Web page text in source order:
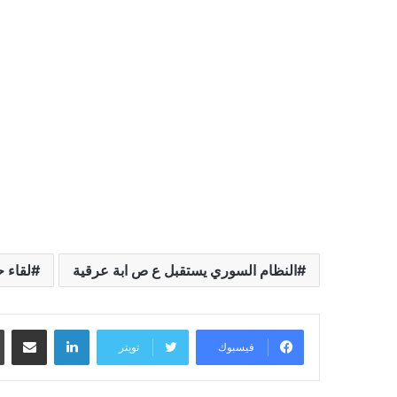
النظام السوري يستقبل ع ص ابة عرقية لقاء
فيسبوك تويتر
لينكدإن